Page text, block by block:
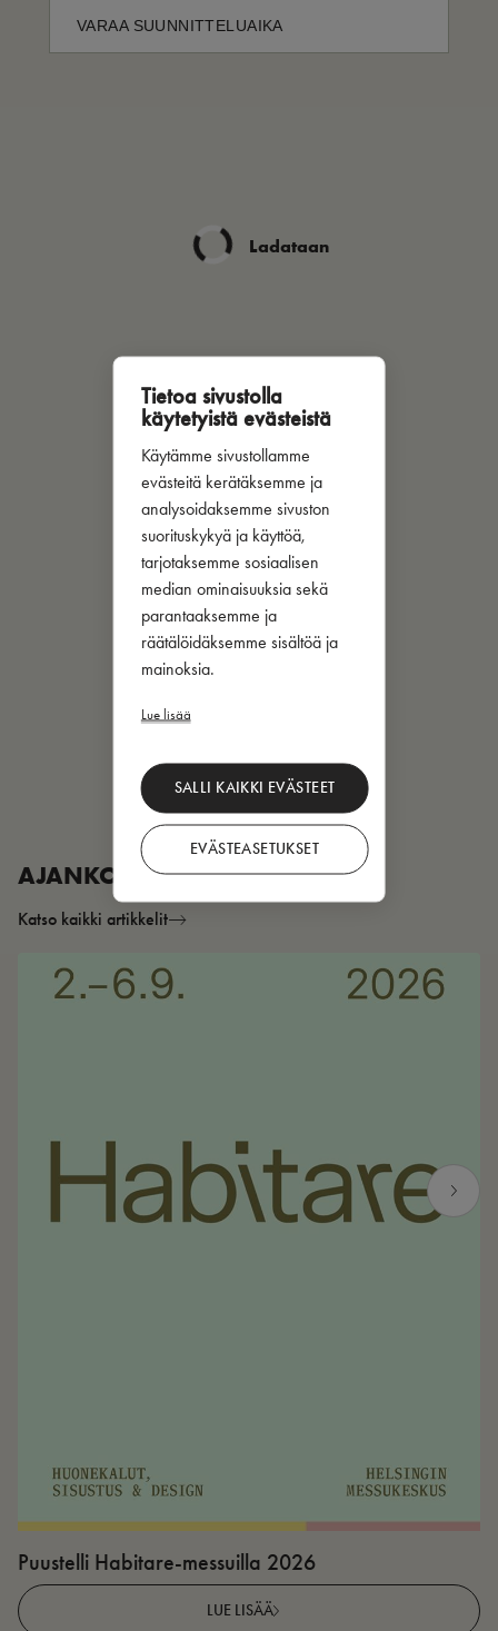
Tietoa sivustolla
käytetyistä evästeistä
Käytämme sivustollamme
evästeitä kerätäksemme ja
analysoidaksemme sivuston
suorituskykyä ja käyttöä,
tarjotaksemme sosiaalisen
median ominaisuuksia sekä
parantaaksemme ja
räätälöidäksemme sisältöä ja
mainoksia.
Lue lisää
SALLI KAIKKI EVÄSTEET
EVÄSTEASETUKSET
VARAA SUUNNITTELUAIKA
Ladataan
AJANKOHTAISTA
Katso kaikki artikkelit
Puustelli Habitare-messuilla 2026
LUE LISÄÄ